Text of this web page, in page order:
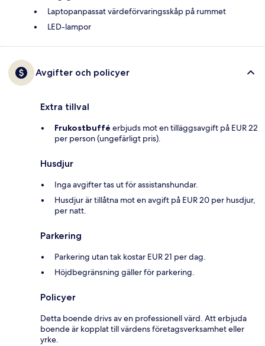
Laptopanpassat värdeförvaringsskåp på rummet
LED-lampor
Avgifter och policyer
Extra tillval
Frukostbuffé erbjuds mot en tilläggsavgift på EUR 22
per person (ungefärligt pris).
Husdjur
Inga avgifter tas ut för assistanshundar.
Husdjur är tillåtna mot en avgift på EUR 20 per husdjur,
per natt.
Parkering
Parkering utan tak kostar EUR 21 per dag.
Höjdbegränsning gäller för parkering.
Policyer
Detta boende drivs av en professionell värd. Att erbjuda
boende är kopplat till värdens företagsverksamhet eller
yrke.